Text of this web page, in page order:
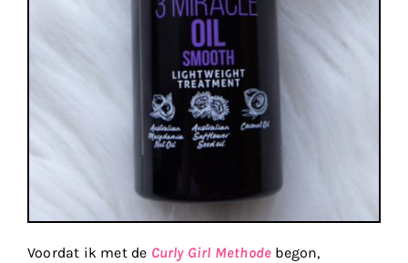
Voordat ik met de Curly Girl Methode begon,